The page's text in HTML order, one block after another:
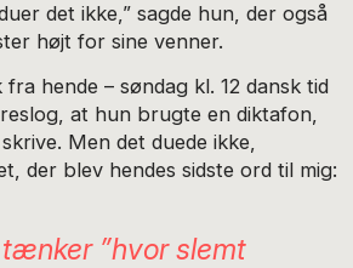
det ikke,” sagde hun, der også
højt for sine venner.
hende – søndag kl. 12 dansk tid
at hun brugte en diktafon,
Men det duede ikke,
der blev hendes sidste ord til mig:
”hvor slemt